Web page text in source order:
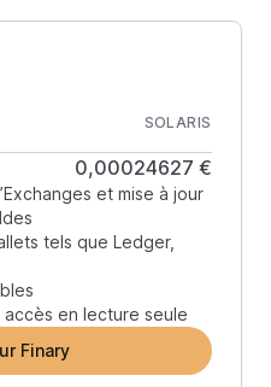
SOLARIS
0,00024627 €
et mise à jour
tels que Ledger,
en lecture seule
Finary